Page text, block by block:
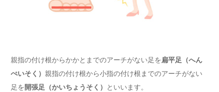
親指の付け根からかかとまでのアーチがない足を扁平足（へん
ぺいそく） 親指の付け根から小指の付け根までのアーチがない
足を開張足（かいちょうそく） といいます。